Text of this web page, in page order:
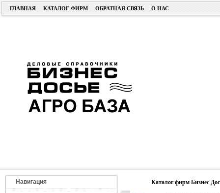
ГЛАВНАЯ КАТАЛОГ ФИРМ ОБРАТНАЯ СВЯЗЬ О НАС
Навигация Каталог фирм Бизнес